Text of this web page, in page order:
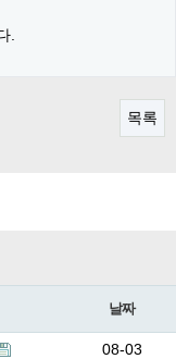
.
목록
날짜
08-03